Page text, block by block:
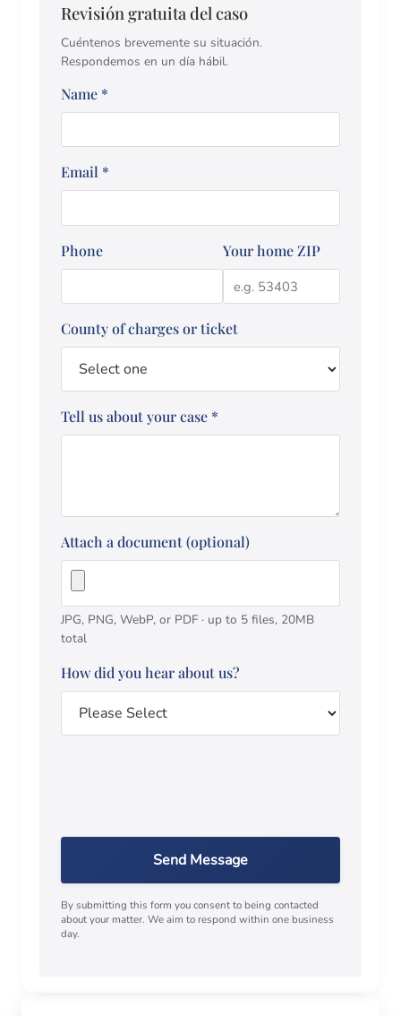
Revisión gratuita del caso
Cuéntenos brevemente su situación.
Respondemos en un día hábil.
Name *
Email *
Phone Your home ZIP
County of charges or ticket
Tell us about your case *
Attach a document (optional)
JPG, PNG, WebP, or PDF · up to 5 files, 20MB
total
How did you hear about us?
Send Message
By submitting this form you consent to being contacted
about your matter. We aim to respond within one business
day.